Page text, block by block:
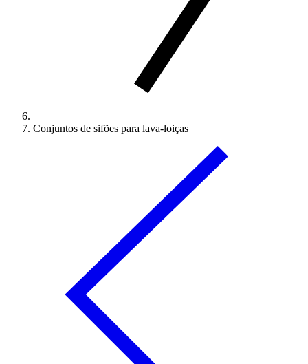
Conjuntos de sifões para lava-loiças